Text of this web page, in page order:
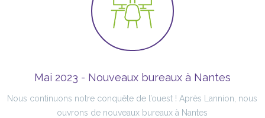
Mai 2023 - Nouveaux bureaux à Nantes
Nous continuons notre conquête de l’ouest ! Après Lannion, nous
ouvrons de nouveaux bureaux à Nantes